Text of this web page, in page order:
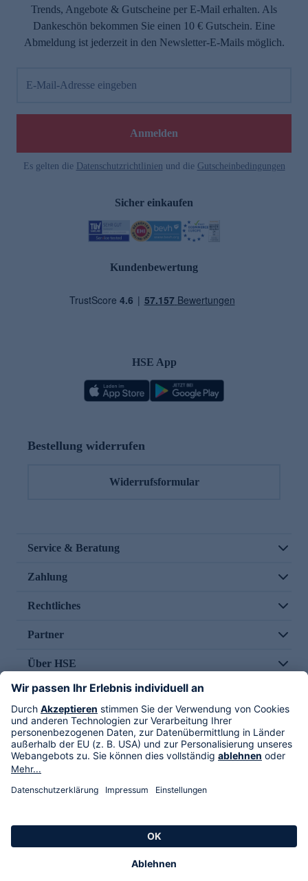
Trends, Angebote & Gutscheine per E-Mail erhalten. Als
Dankeschön bekommen Sie einen 10 € Gutschein. Eine
Abmeldung ist jederzeit in den Newsletter-E-Mails möglich.
E-Mail-Adresse eingeben
Anmelden
Es gelten die Datenschutzrichtlinien und die Gutscheinbedingungen
Sicher einkaufen
Kundenbewertung
HSE App
Bestellung widerrufen
Widerrufsformular
Service & Beratung
Zahlung
Rechtliches
Partner
Über HSE
Im TV
HSE International